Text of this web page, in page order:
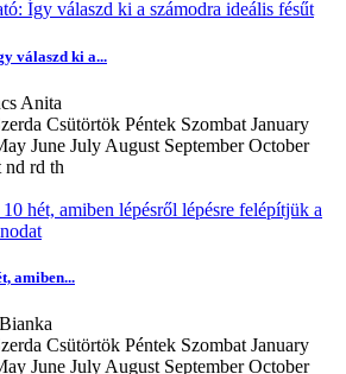
válaszd ki a...
Anita
Csütörtök Péntek Szombat January
June July August September October
nd rd th
amiben...
Csütörtök Péntek Szombat January
June July August September October